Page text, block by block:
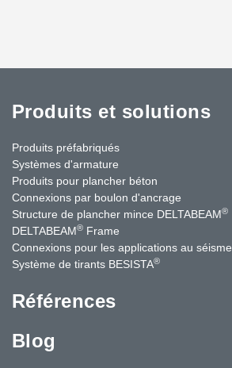
Produits et solutions
Produits préfabriqués
Systèmes d'armature
Produits pour plancher béton
Connexions par boulon d'ancrage
Structure de plancher mince DELTABEAM®
DELTABEAM® Frame
Connexions pour les applications au séisme
Système de tirants BESISTA®
Références
Blog